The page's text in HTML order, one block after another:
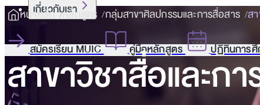
เกี่ยวกับเรา
สมัครเรียน MUIC คู่มือหลักสูตร ปฏิทินการ
หน้าหลัก หลักสูตร กลุ่มสาขาศิลปกรรมและการสื่อสาร ส
สาขาวิชาสื่อและก